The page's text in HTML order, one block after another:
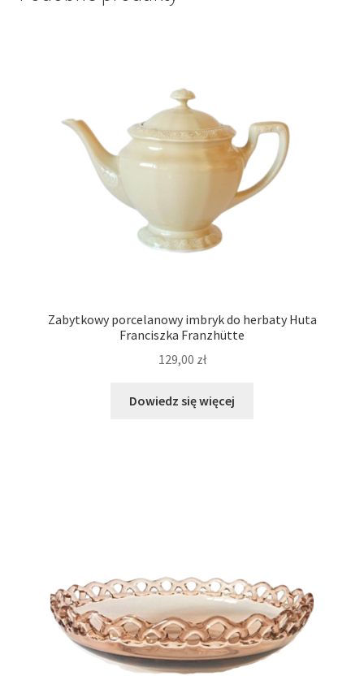
Zabytkowy porcelanowy imbryk do herbaty Huta
Franciszka Franzhütte
129,00 zł
Dowiedz się więcej